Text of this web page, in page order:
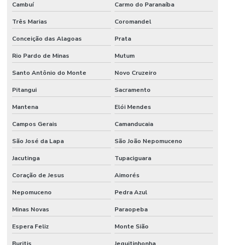
Cambuí Carmo do Paranaíba
Três Marias Coromandel
Conceição das Alagoas Prata
Rio Pardo de Minas Mutum
Santo Antônio do Monte Novo Cruzeiro
Pitangui Sacramento
Mantena Elói Mendes
Campos Gerais Camanducaia
São José da Lapa São João Nepomuceno
Jacutinga Tupaciguara
Coração de Jesus Aimorés
Nepomuceno Pedra Azul
Minas Novas Paraopeba
Espera Feliz Monte Sião